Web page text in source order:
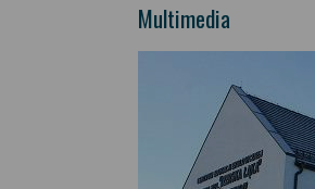
Multimedia